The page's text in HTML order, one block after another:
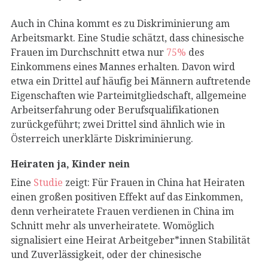
Auch in China kommt es zu Diskriminierung am
Arbeitsmarkt. Eine Studie schätzt, dass chinesische
Frauen im Durchschnitt etwa nur 75% des
Einkommens eines Mannes erhalten. Davon wird
etwa ein Drittel auf häufig bei Männern auftretende
Eigenschaften wie Parteimitgliedschaft, allgemeine
Arbeitserfahrung oder Berufsqualifikationen
zurückgeführt; zwei Drittel sind ähnlich wie in
Österreich unerklärte Diskriminierung.
Heiraten ja, Kinder nein
Eine Studie zeigt: Für Frauen in China hat Heiraten
einen großen positiven Effekt auf das Einkommen,
denn verheiratete Frauen verdienen in China im
Schnitt mehr als unverheiratete. Womöglich
signalisiert eine Heirat Arbeitgeber*innen Stabilität
und Zuverlässigkeit, oder der chinesische